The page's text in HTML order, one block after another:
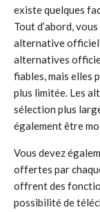
existe quelques
Tout d’abord,
alternative
alternatives
fiables, mais elles
plus limitée. Les
sélection plus
également être
Vous devez
offertes par
offrent des
possibilité de